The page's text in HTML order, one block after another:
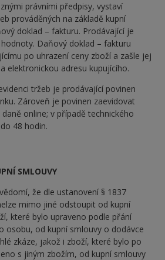
právními předpisy, vystaví
prováděných na základě kupní
doklad – fakturu. Prodávající je
Daňový doklad – fakturu
po uhrazení ceny zboží a zašle jej
elektronickou adresu kupujícího.
tržeb je prodávající povinen
Zároveň je povinen zaevidovat
online; v případě technického
48 hodin.
SMLOUVY
že dle ustanovení § 1837
mimo jiné odstoupit od kupní
které bylo upraveno podle přání
osobu, od kupní smlouvy o dodávce
zkáze, jakož i zboží, které bylo po
s jiným zbožím, od kupní smlouvy